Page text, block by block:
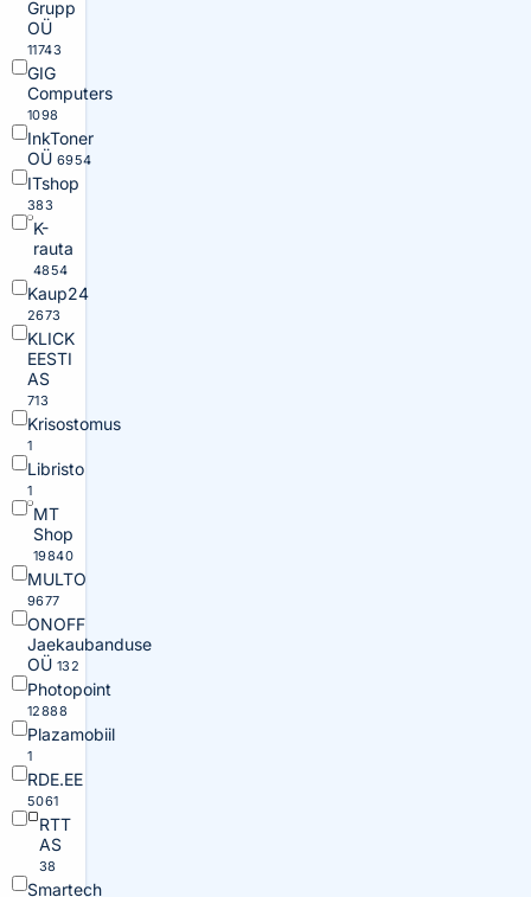
Grupp
OÜ
11743
GIG
Computers
1098
InkToner
OÜ 6954
ITshop
383
K-
rauta
4854
Kaup24
2673
KLICK
EESTI
AS
713
Krisostomus
1
Libristo
1
MT
Shop
19840
MULTO
9677
ONOFF
Jaekaubanduse
OÜ 132
Photopoint
12888
Plazamobiil
1
RDE.EE
5061
RTT
AS
38
Smartech